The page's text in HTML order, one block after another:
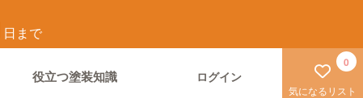
日まで
役立つ塗装知識 ログイン
気になるリスト
0